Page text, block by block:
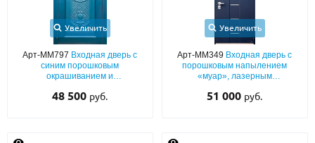
Увеличить
Арт-ММ797 Входная дверь с
синим порошковым
окрашиванием и
металле
48 500 руб.
Увеличить
Арт-ММ349 Входная дверь с
порошковым напылением
«муар», лазерным
фрамугой
51 000 руб.